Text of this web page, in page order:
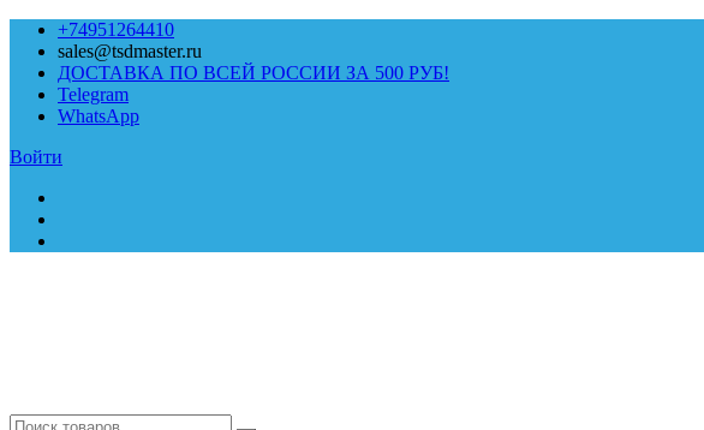
Перейти
содержимому
+74951264410
sales@tsdmaster.ru
ДОСТАВКА ПО ВСЕЙ РОССИИ ЗА 500 РУБ!
Telegram
WhatsApp
Войти